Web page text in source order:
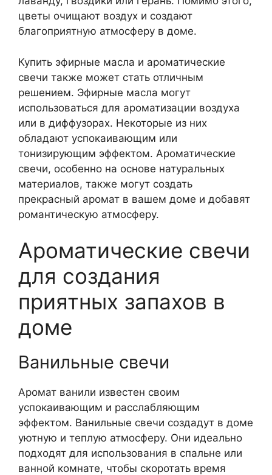
цветы очищают воздух и создают
благоприятную атмосферу в доме.
Купить эфирные масла и ароматические
свечи также может стать отличным
решением. Эфирные масла могут
использоваться для ароматизации воздуха
или в диффузорах. Некоторые из них
обладают успокаивающим или
тонизирующим эффектом. Ароматические
свечи, особенно на основе натуральных
материалов, также могут создать
прекрасный аромат в вашем доме и добавят
романтическую атмосферу.
Ароматические свечи
для создания
приятных запахов в
доме
Ванильные свечи
Аромат ванили известен своим
успокаивающим и расслабляющим
эффектом. Ванильные свечи создадут в доме
уютную и теплую атмосферу. Они идеально
подходят для использования в спальне или
ванной комнате, чтобы скоротать время